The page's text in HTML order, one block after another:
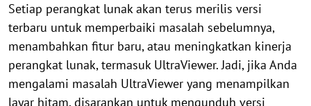
Setiap perangkat lunak akan terus merilis versi
terbaru untuk memperbaiki masalah sebelumnya,
menambahkan fitur baru, atau meningkatkan kinerja
perangkat lunak, termasuk UltraViewer. Jadi, jika Anda
mengalami masalah UltraViewer yang menampilkan
layar hitam, disarankan untuk mengunduh versi